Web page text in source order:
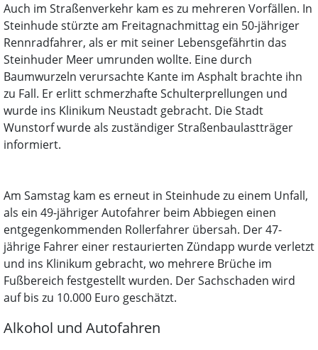
Auch im Straßenverkehr kam es zu mehreren Vorfällen. In
Steinhude stürzte am Freitagnachmittag ein 50-jähriger
Rennradfahrer, als er mit seiner Lebensgefährtin das
Steinhuder Meer umrunden wollte. Eine durch
Baumwurzeln verursachte Kante im Asphalt brachte ihn
zu Fall. Er erlitt schmerzhafte Schulterprellungen und
wurde ins Klinikum Neustadt gebracht. Die Stadt
Wunstorf wurde als zuständiger Straßenbaulastträger
informiert.
Am Samstag kam es erneut in Steinhude zu einem Unfall,
als ein 49-jähriger Autofahrer beim Abbiegen einen
entgegenkommenden Rollerfahrer übersah. Der 47-
jährige Fahrer einer restaurierten Zündapp wurde verletzt
und ins Klinikum gebracht, wo mehrere Brüche im
Fußbereich festgestellt wurden. Der Sachschaden wird
auf bis zu 10.000 Euro geschätzt.
Alkohol und Autofahren